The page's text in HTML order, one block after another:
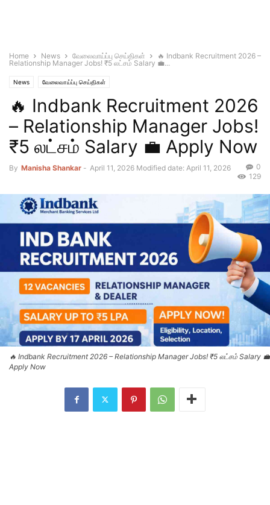
Home News வேலைவாய்ப்பு செய்திகள்
🔥 Indbank Recruitment 2026 –
Relationship Manager Jobs! ₹5 லட்சம் Salary 💼...
News வேலைவாய்ப்பு செய்திகள்
🔥 Indbank Recruitment 2026
– Relationship Manager Jobs!
₹5 லட்சம் Salary 💼 Apply Now
By Manisha Shankar - April 11, 2026 Modified date: April 11, 2026
0
129
🔥 Indbank Recruitment 2026 – Relationship Manager Jobs! ₹5 லட்சம் Salary 💼
Apply Now